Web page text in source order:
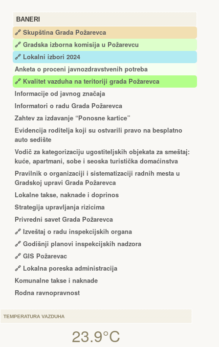
BANERI
🔗 Skupština Grada Požarevca
🔗 Gradska izborna komisija u Požarevcu
🔗 Lokalni izbori 2024
Anketa o proceni javnozdravstvenih potreba
🔗 Kvalitet vazduha na teritoriji grada Požarevca
Informacije od javnog značaja
Informatori o radu Grada Požarevca
Zahtev za izdavanje “Ponosne kartice”
Еvidencija roditelja koji su ostvarili pravo na besplatno
auto sedište
Vodič za kategorizaciju ugostiteljskih objekata za smeštaj:
kuće, apartmani, sobe i seoska turistička domaćinstva
Pravilnik o organizaciji i sistematizaciji radnih mesta u
Gradskoj upravi Grada Požarevca
Lokalne takse, naknade i doprinos
Strategija upravljanja rizicima
Privredni savet Grada Požarevca
🔗 Izveštaj o radu inspekcijskih organa
🔗 Godišnji planovi inspekcijskih nadzora
🔗 GIS Požarevac
🔗 Lokalna poreska administracija
Komunalne takse i naknade
Rodna ravnopravnost
TEMPERATURA VAZDUHA
23.9°C